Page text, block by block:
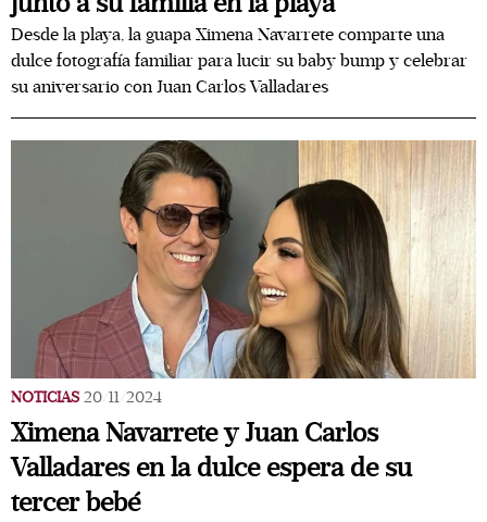
Desde la playa, la guapa Ximena Navarrete comparte una
dulce fotografía familiar para lucir su baby bump y celebrar
su aniversario con Juan Carlos Valladares
NOTICIAS 20/11/2024
Ximena Navarrete y Juan Carlos
Valladares en la dulce espera de su
tercer bebé